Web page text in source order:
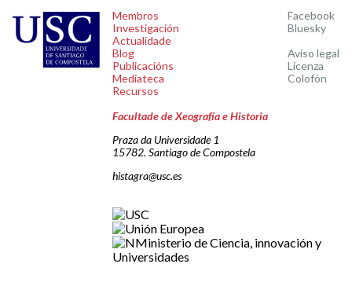
Membros
Investigación
Actualidade
Blog
Publicacións
Mediateca
Recursos
Facebook
Bluesky
Aviso legal
Licenza
Colofón
Facultade de Xeografía e Historia
Praza da Universidade 1
15782. Santiago de Compostela
histagra@usc.es